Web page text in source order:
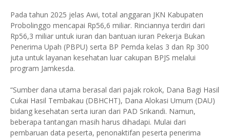
Pada tahun 2025 jelas Awi, total anggaran JKN Kabupaten
Probolinggo mencapai Rp56,6 miliar. Rinciannya terdiri dari
Rp56,3 miliar untuk iuran dan bantuan iuran Pekerja Bukan
Penerima Upah (PBPU) serta BP Pemda kelas 3 dan Rp 300
juta untuk layanan kesehatan luar cakupan BPJS melalui
program Jamkesda.
“Sumber dana utama berasal dari pajak rokok, Dana Bagi Hasil
Cukai Hasil Tembakau (DBHCHT), Dana Alokasi Umum (DAU)
bidang kesehatan serta iuran dari PAD Srikandi. Namun,
beberapa tantangan masih harus dihadapi. Mulai dari
pembaruan data peserta, penonaktifan peserta penerima